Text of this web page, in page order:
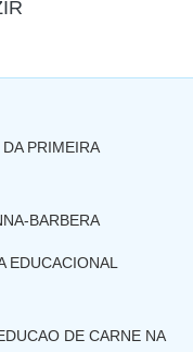
PRIMEIRA
BARBERA
EDUCACIONAL
DE CARNE NA